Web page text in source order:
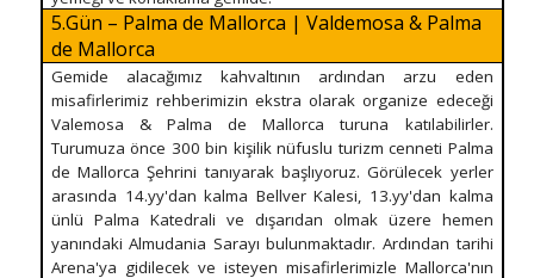
5.Gün – Palma de Mallorca | Valdemosa & Palma
de Mallorca
Gemide alacağımız kahvaltının ardından arzu eden
misafirlerimiz rehberimizin ekstra olarak organize edeceği
Valemosa & Palma de Mallorca turuna katılabilirler.
Turumuza önce 300 bin kişilik nüfuslu turizm cenneti Palma
de Mallorca Şehrini tanıyarak başlıyoruz. Görülecek yerler
arasında 14.yy'dan kalma Bellver Kalesi, 13.yy'dan kalma
ünlü Palma Katedrali ve dışarıdan olmak üzere hemen
yanındaki Almudania Sarayı bulunmaktadır. Ardından tarihi
Arena'ya gidilecek ve isteyen misafirlerimizle Mallorca'nın